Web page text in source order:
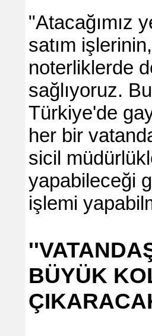
"Atacağımız
satım
noterliklerde
sağlıyoruz.
Türkiye'de
her bir
sicil
yapabileceği
işlemi
BÜYÜK